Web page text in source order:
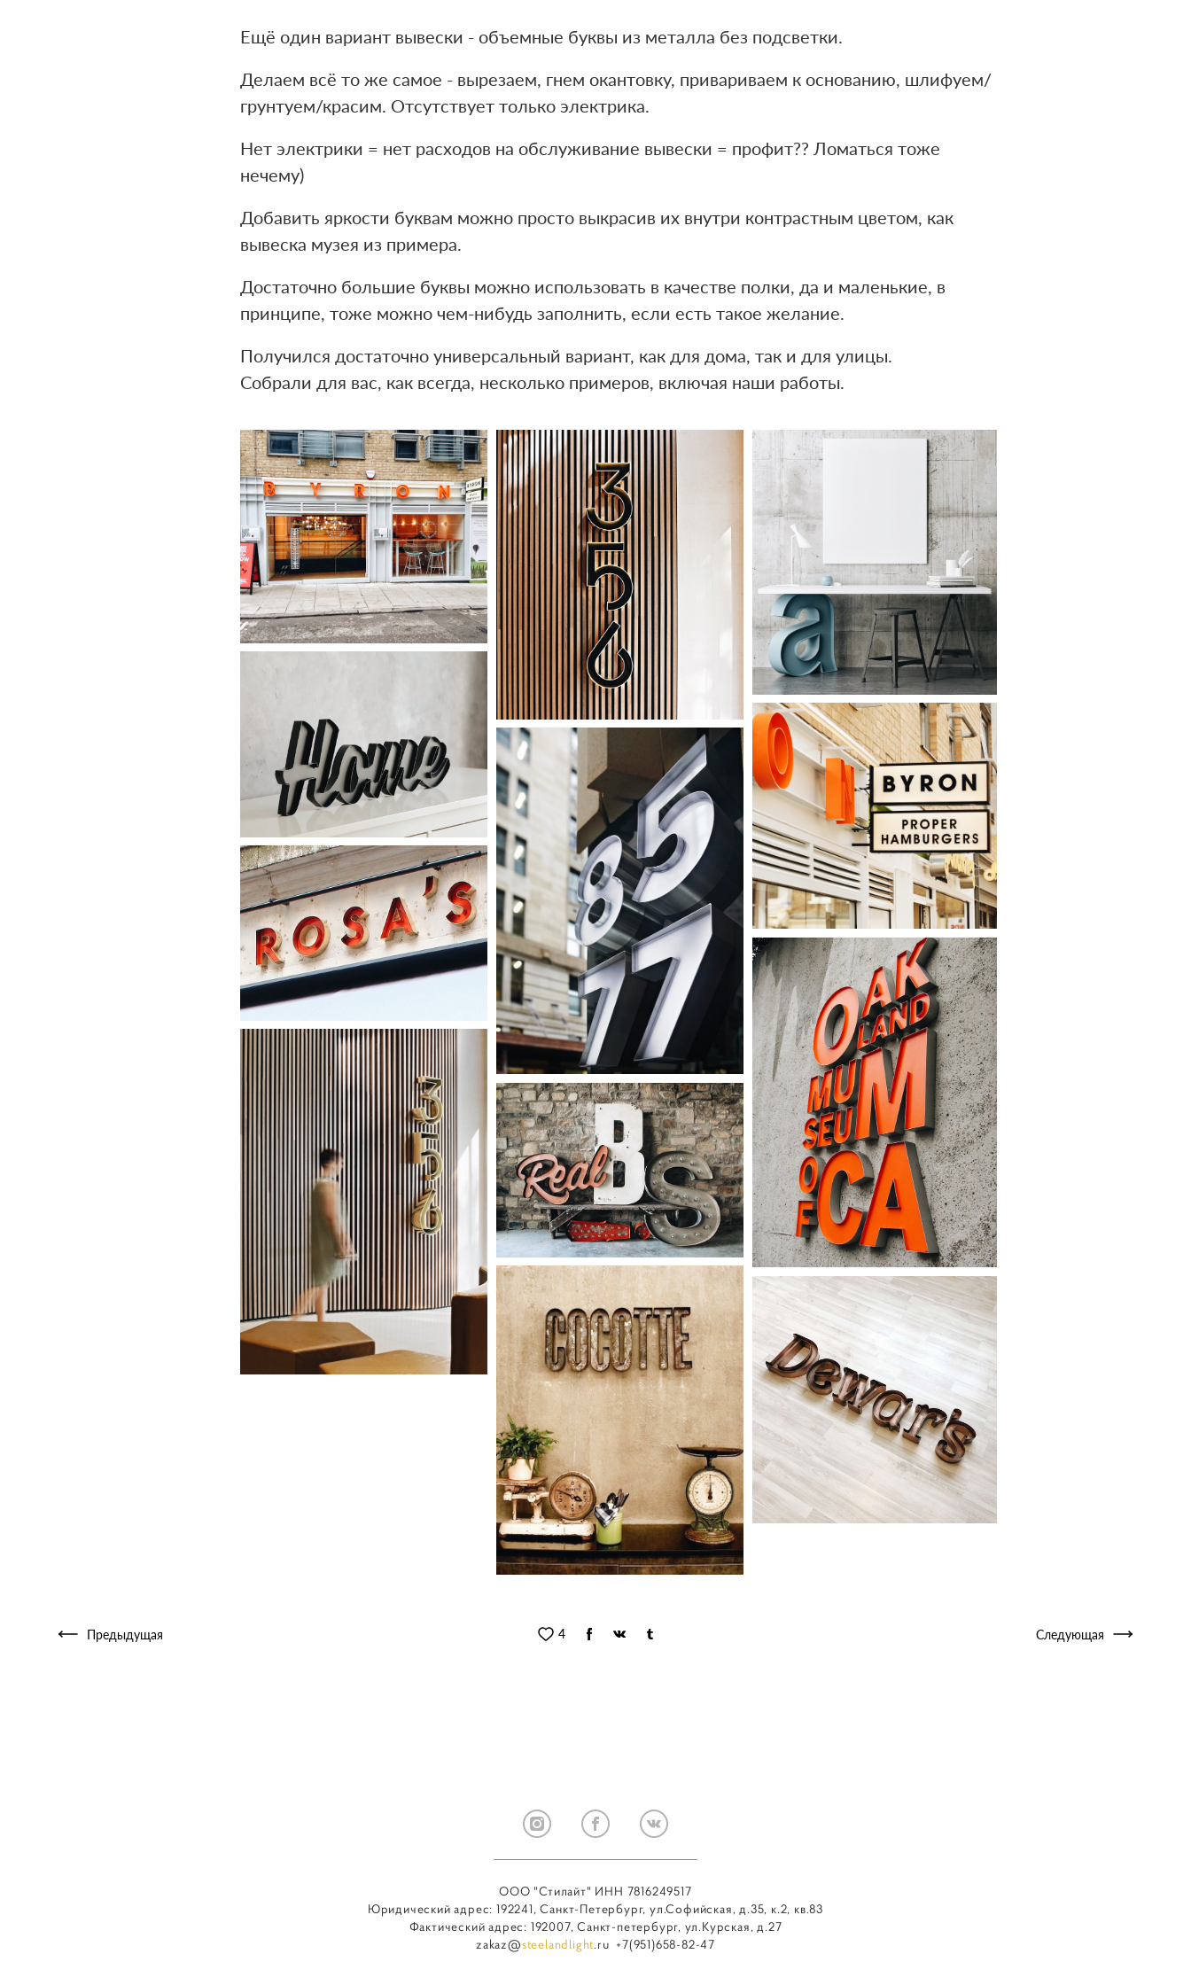
Ещё один вариант вывески - объемные буквы из металла без подсветки.
Делаем всё то же самое - вырезаем, гнем окантовку, привариваем к основанию, шлифуем/
грунтуем/красим. Отсутствует только электрика.
Нет электрики = нет расходов на обслуживание вывески = профит?? Ломаться тоже
нечему)
Добавить яркости буквам можно просто выкрасив их внутри контрастным цветом, как
вывеска музея из примера.
Достаточно большие буквы можно использовать в качестве полки, да и маленькие, в
принципе, тоже можно чем-нибудь заполнить, если есть такое желание.
Получился достаточно универсальный вариант, как для дома, так и для улицы.
Собрали для вас, как всегда, несколько примеров, включая наши работы.
4
Предыдущая Следующая
ООО "Стилайт" ИНН 7816249517
Юридический адрес: 192241, Санкт-Петербург, ул.Софийская, д.35, к.2, кв.83
Фактический адрес: 192007, Санкт-петербург, ул.Курская, д.27
zakaz@steelandlight.ru +7(951)658-82-47